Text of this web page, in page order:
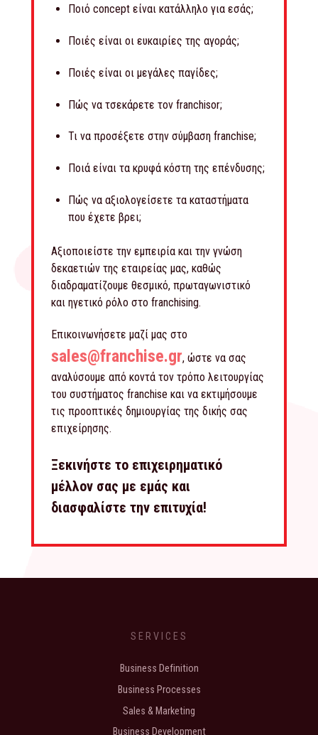
Ποιό concept είναι κατάλληλο για εσάς;
Ποιές είναι οι ευκαιρίες της αγοράς;
Ποιές είναι οι μεγάλες παγίδες;
Πώς να τσεκάρετε τον franchisor;
Τι να προσέξετε στην σύμβαση franchise;
Ποιά είναι τα κρυφά κόστη της επένδυσης;
Πώς να αξιολογείσετε τα καταστήματα
που έχετε βρει;
Αξιοποιείστε την εμπειρία και την γνώση
δεκαετιών της εταιρείας μας, καθώς
διαδραματίζουμε θεσμικό, πρωταγωνιστικό
και ηγετικό ρόλο στο franchising.
Επικοινωνήσετε μαζί μας στο
sales@franchise.gr, ώστε να σας
αναλύσουμε από κοντά τον τρόπο λειτουργίας
του συστήματος franchise και να εκτιμήσουμε
τις προοπτικές δημιουργίας της δικής σας
επιχείρησης.
Ξεκινήστε το επιχειρηματικό
μέλλον σας με εμάς και
διασφαλίστε την επιτυχία!
SERVICES
Business Definition
Business Processes
Sales & Marketing
Business Development